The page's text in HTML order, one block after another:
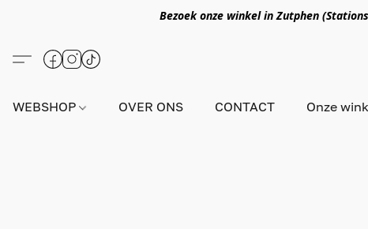
Bezoek onze winkel in Zutphen
WEBSHOP OVER ONS CONTACT Onze